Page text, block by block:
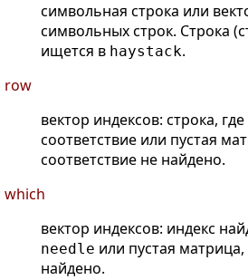
символьная строка или
символьных строк. Строка
ищется в haystack.
row
вектор индексов: строка,
соответствие или пустая
соответствие не найдено.
which
вектор индексов: индекс
needle или пустая
найдено.